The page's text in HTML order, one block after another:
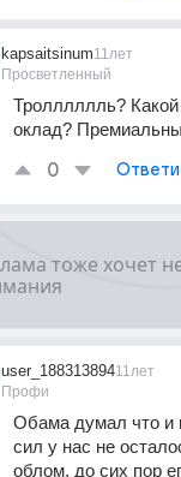
kapsaitsinum
Просветленный
11лет
Тролллллль?
оклад?
0
user_188313894
Профи
11лет
Обама думал что и
сил у нас не
облом, до сих пор